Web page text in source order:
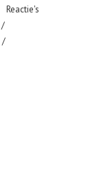
/
/
Reactie's